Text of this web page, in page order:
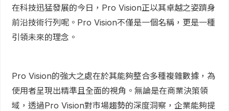
在科技迅猛發展的今日，Pro Vision正以其卓越之姿躋身
前沿技術行列呢。Pro Vision不僅是一個名稱，更是一種
引領未來的理念。
Pro Vision的強大之處在於其能夠整合多種複雜數據，為
使用者呈現出精準且全面的視角。無論是在商業決策領
域，透過Pro Vision對市場趨勢的深度洞察，企業能夠提